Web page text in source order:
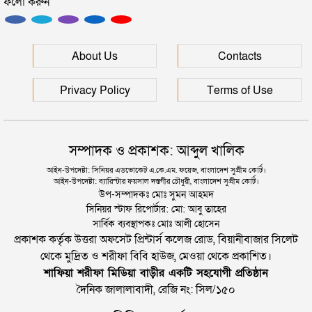
প্রধানমন্ত্রী
সিলেটে আরও দুইজনের মৃত্যু, হাসপাতালে ৩ শতাধিক
About Us Contacts
Privacy Policy Terms of Use
সম্পাদক ও প্রকাশক: আব্দুল খালিক
আইন-উপদেষ্টা: সিনিয়র এডভোকেট এ.কে.এম. ফয়েজ, বাংলাদেশ সুপ্রীম কোর্ট।
আইন-উপদেষ্টা: ব্যারিস্টার ফয়সাল দস্তগীর চৌধুরী, বাংলাদেশ সুপ্রীম কোর্ট।
উপ-সম্পাদকঃ মোঃ সুমন আহমদ
সিনিয়র স্টাফ রিপোর্টার: মো: আবু তাহের
সার্বিক ব্যবস্থাপকঃ মোঃ আলী হোসেন
প্রকাশক কর্তৃক উত্তরা অফসেট প্রিন্টার্স কলেজ রোড, বিয়ানীবাজার সিলেট
থেকে মুদ্রিত ও শরীফা বিবি হাউজ, মেওয়া থেকে প্রকাশিত।
শাফিয়া শরীফা মিডিয়া বাড়ীর একটি সহযোগী প্রতিষ্ঠান
দৈনিক জালালাবাদী, রেজি নং: সিল/১৫০